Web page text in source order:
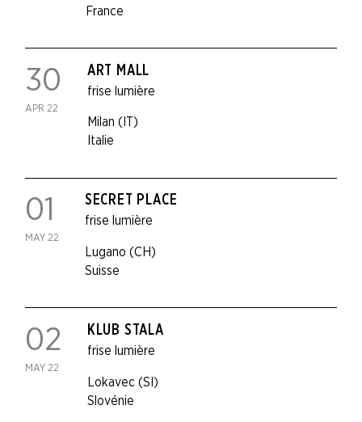
France
30
APR 22
frise lumière
ART MALL
Milan (IT)
Italie
01
MAY 22
frise lumière
SECRET PLACE
Lugano (CH)
Suisse
02
MAY 22
frise lumière
KLUB STALA
Lokavec (SI)
Slovénie